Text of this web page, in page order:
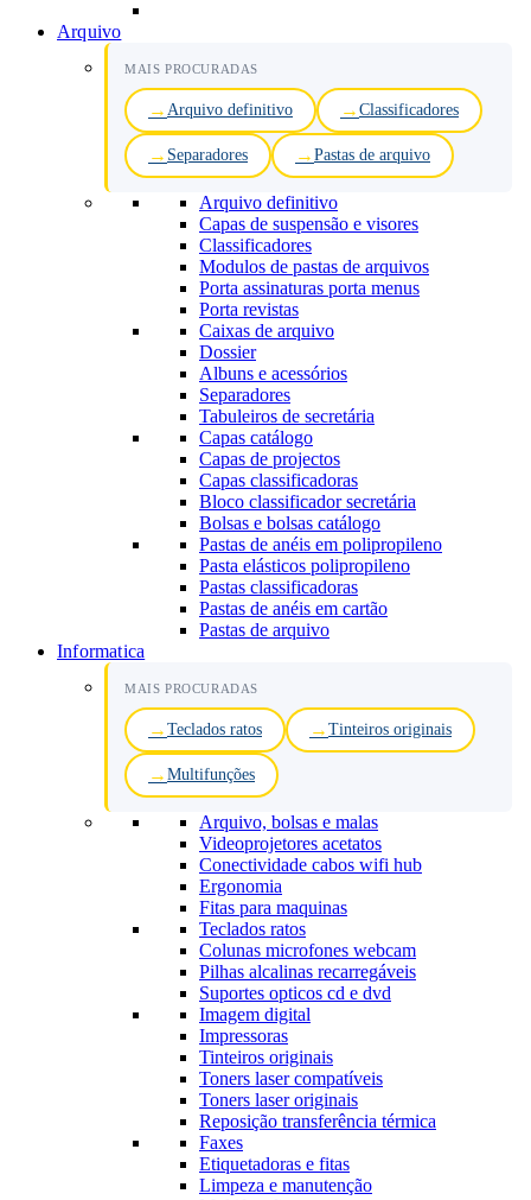
Arquivo
MAIS PROCURADAS
Arquivo definitivo Classificadores
Separadores Pastas de arquivo
Arquivo definitivo
Capas de suspensão e visores
Classificadores
Modulos de pastas de arquivos
Porta assinaturas porta menus
Porta revistas
Caixas de arquivo
Dossier
Albuns e acessórios
Separadores
Tabuleiros de secretária
Capas catálogo
Capas de projectos
Capas classificadoras
Bloco classificador secretária
Bolsas e bolsas catálogo
Pastas de anéis em polipropileno
Pasta elásticos polipropileno
Pastas classificadoras
Pastas de anéis em cartão
Pastas de arquivo
Informatica
MAIS PROCURADAS
Teclados ratos Tinteiros originais
Multifunções
Arquivo, bolsas e malas
Videoprojetores acetatos
Conectividade cabos wifi hub
Ergonomia
Fitas para maquinas
Teclados ratos
Colunas microfones webcam
Pilhas alcalinas recarregáveis
Suportes opticos cd e dvd
Imagem digital
Impressoras
Tinteiros originais
Toners laser compatíveis
Toners laser originais
Reposição transferência térmica
Faxes
Etiquetadoras e fitas
Limpeza e manutenção